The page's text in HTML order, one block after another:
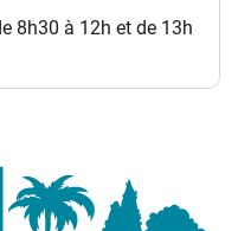
8h30 à 12h et de 13h